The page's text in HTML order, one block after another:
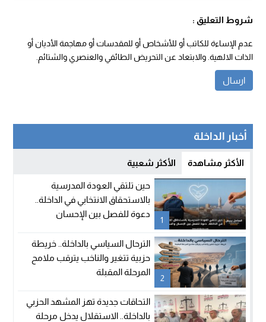
شروط التعليق :
عدم الإساءة للكاتب أو للأشخاص أو للمقدسات أو مهاجمة الأديان أو
الذات الالهية. والابتعاد عن التحريض الطائفي والعنصري والشتائم.
أخبار الداخلة
الأكثر مشاهدة الأكثر شعبية
1
حين تلتقي العودة المدرسية
بالاستحقاق الانتخابي في الداخلة..
دعوة للفصل بين الإحسان
2
الترحال السياسي بالداخلة.. خريطة
حزبية تتغير والناخب يترقب ملامح
المرحلة المقبلة
التحاقات جديدة تهز المشهد الحزبي
بالداخلة.. الاستقلال يدخل مرحلة